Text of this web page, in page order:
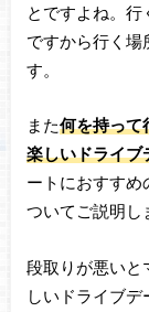
とですよね。行
ですから行く場
す。
また何を持って
楽しいドライブ
ートにおすすめ
ついてご説明し
段取りが悪いと
しいドライブ